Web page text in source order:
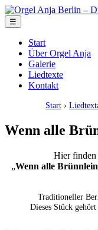
☰
Start
Über Orgel Anja
Galerie
Liedtexte
Kontakt
Start ›
Wenn alle
Hier finden
„Wenn alle
Traditioneller
Dieses Stück